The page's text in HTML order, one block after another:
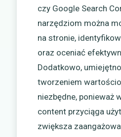
czy Google Search
narzędziom można
na stronie,
oraz oceniać
Dodatkowo,
tworzeniem
niezbędne, ponieważ
content przyciąga
zwiększa